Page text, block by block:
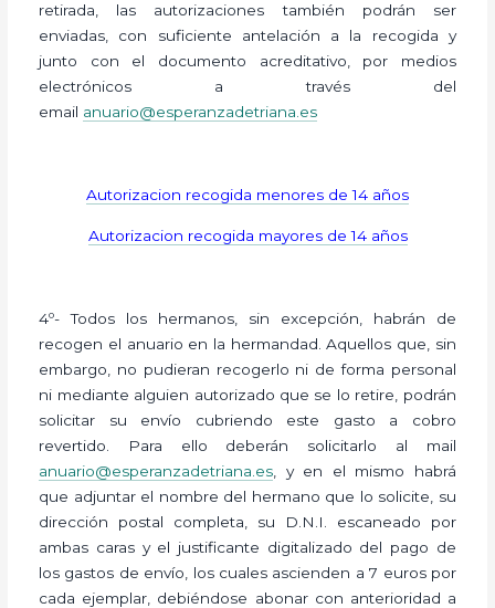
retirada, las autorizaciones también podrán ser
enviadas, con suficiente antelación a la recogida y
junto con el documento acreditativo, por medios
electrónicos a través del
email anuario@esperanzadetriana.es
Autorizacion recogida menores de 14 años
Autorizacion recogida mayores de 14 años
4º- Todos los hermanos, sin excepción, habrán de
recogen el anuario en la hermandad. Aquellos que, sin
embargo, no pudieran recogerlo ni de forma personal
ni mediante alguien autorizado que se lo retire, podrán
solicitar su envío cubriendo este gasto a cobro
revertido. Para ello deberán solicitarlo al mail
anuario@esperanzadetriana.es , y en el mismo habrá
que adjuntar el nombre del hermano que lo solicite, su
dirección postal completa, su D.N.I. escaneado por
ambas caras y el justificante digitalizado del pago de
los gastos de envío, los cuales ascienden a 7 euros por
cada ejemplar, debiéndose abonar con anterioridad a